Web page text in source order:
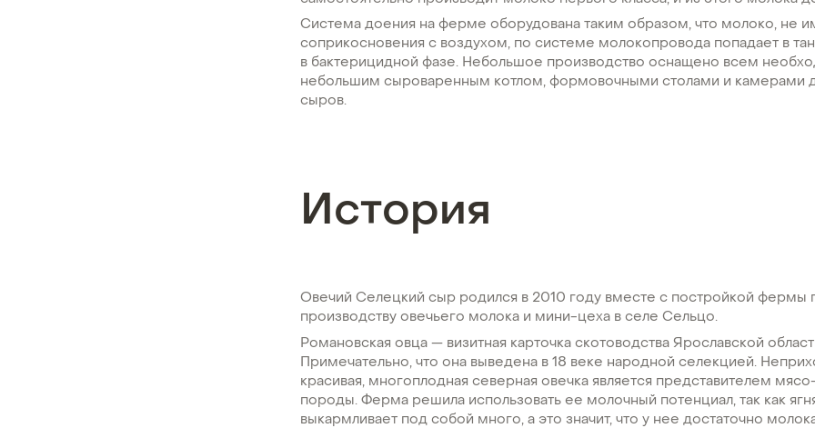
Система доения на ферме оборудована таким образом, что молоко, не
соприкосновения с воздухом, по системе молокопровода попадает в
в бактерицидной фазе. Небольшое производство оснащено всем
небольшим сыроваренным котлом, формовочными столами и камерами
сыров.
История
Овечий Селецкий сыр родился в 2010 году вместе с постройкой фермы
производству овечьего молока и мини-цеха в селе Сельцо.
Романовская овца — визитная карточка скотоводства Ярославской
Примечательно, что она выведена в 18 веке народной селекцией.
красивая, многоплодная северная овечка является представителем
породы. Ферма решила использовать ее молочный потенциал, так как
выкармливает под собой много, а это значит, что у нее достаточно